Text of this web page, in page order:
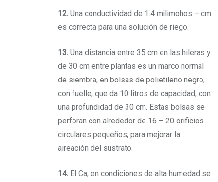
12.Una conductividad de 1.4 milimohos – cm
es correcta para una solución de riego.
13. Una distancia entre 35 cm en las hileras y
de 30 cm entre plantas es un marco normal
de siembra, en bolsas de polietileno negro,
con fuelle, que da 10 litros de capacidad, con
una profundidad de 30 cm. Estas bolsas se
perforan con alrededor de 16 – 20 orificios
circulares pequeños, para mejorar la
aireación del sustrato.
14. El Ca, en condiciones de alta humedad se